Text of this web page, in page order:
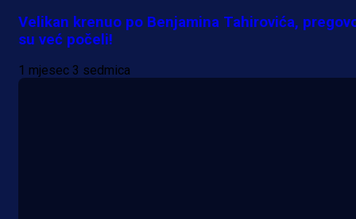
Promo vijesti
MrBit: Isprati kvalifikacije za
Velikan krenuo po Benjamina Tahirovića,
su već počeli!
1 mjesec 3 sedmica